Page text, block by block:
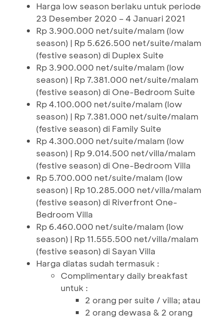
Harga low season berlaku untuk periode
23 Desember 2020 – 4 Januari 2021
Rp 3.900.000 net/suite/malam (low
season) | Rp 5.626.500 net/suite/malam
(festive season) di Duplex Suite
Rp 3.900.000 net/suite/malam (low
season) | Rp 7.381.000 net/suite/malam
(festive season) di One-Bedroom Suite
Rp 4.100.000 net/suite/malam (low
season) | Rp 7.381.000 net/suite/malam
(festive season) di Family Suite
Rp 4.300.000 net/suite/malam (low
season) | Rp 9.014.500 net/villa/malam
(festive season) di One-Bedroom Villa
Rp 5.700.000 net/suite/malam (low
season) | Rp 10.285.000 net/villa/malam
(festive season) di Riverfront One-
Bedroom Villa
Rp 6.460.000 net/suite/malam (low
season) | Rp 11.555.500 net/villa/malam
(festive season) di Sayan Villa
Harga diatas sudah termasuk :
Complimentary daily breakfast
untuk :
2 orang per suite / villa; atau
2 orang dewasa & 2 orang